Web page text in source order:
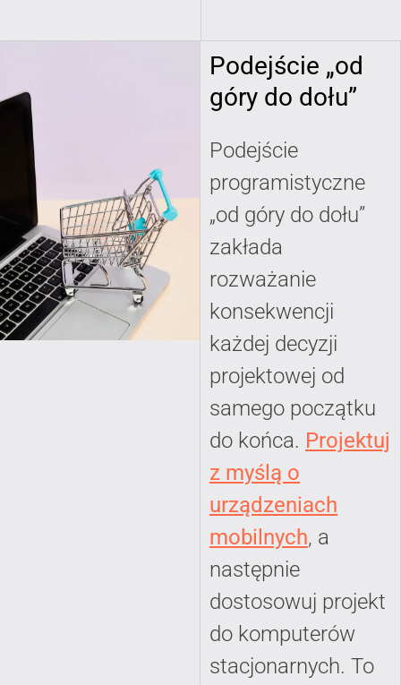
Podejście „od
góry do dołu”
Podejście
programistyczne
„od góry do dołu”
zakłada
rozważanie
konsekwencji
każdej decyzji
projektowej od
samego początku
do końca. Projektuj
z myślą o
urządzeniach
mobilnych, a
następnie
dostosowuj projekt
do komputerów
stacjonarnych. To